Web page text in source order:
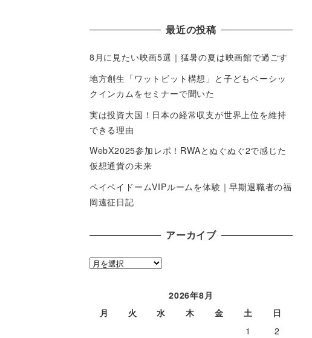
最近の投稿
8月に見たい映画5選｜猛暑の夏は映画館で過ごす
地方創生「ワットビット構想」と子どもベーシッ
クインカムをセミナーで聞いた
実は投資大国！日本の経常収支が世界上位を維持
できる理由
WebX2025参加レポ！RWAとぬぐぬぐ2で感じた
仮想通貨の未来
ペイペイドームVIPルームを体験｜早期退職者の福
岡遠征日記
アーカイブ
ア
2026年8月
月
火 水 木 金 土
日
1
2